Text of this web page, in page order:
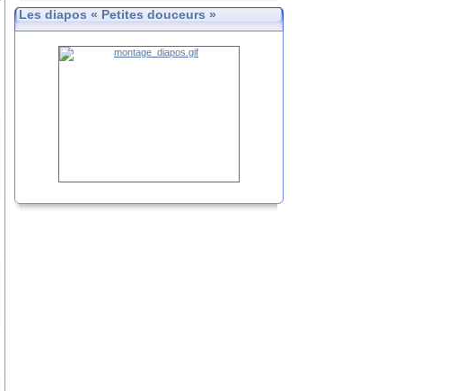
Les diapos « Petites douceurs »